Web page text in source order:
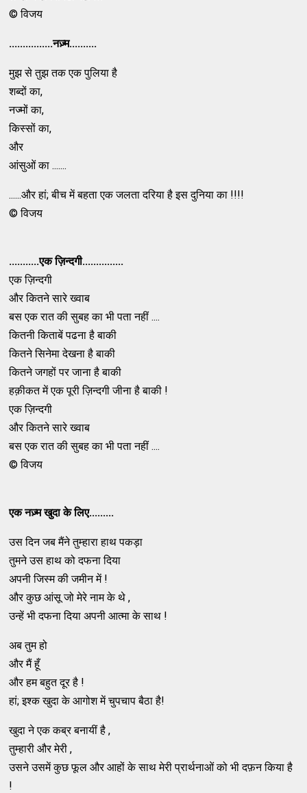
© विजय
................नज़्म..........
मुझ से तुझ तक एक पुलिया है
शब्दों का,
नज्मों का,
किस्सों का,
और
आंसुओं का .......
......और हां; बीच में बहता एक जलता दरिया है इस दुनिया का !!!!
© विजय
...........एक ज़िन्दगी...............
एक ज़िन्दगी
और कितने सारे ख्वाब
बस एक रात की सुबह का भी पता नहीं ....
कितनी किताबें पढना है बाकी
कितने सिनेमा देखना है बाकी
कितने जगहों पर जाना है बाकी
हक़ीकत में एक पूरी ज़िन्दगी जीना है बाकी !
एक ज़िन्दगी
और कितने सारे ख्वाब
बस एक रात की सुबह का भी पता नहीं ....
© विजय
एक नज़्म खुदा के लिए.........
उस दिन जब मैंने तुम्हारा हाथ पकड़ा
तुमने उस हाथ को दफना दिया
अपनी जिस्म की जमीन में !
और कुछ आंसू जो मेरे नाम के थे ,
उन्हें भी दफना दिया अपनी आत्मा के साथ !
अब तुम हो
और मैं हूँ
और हम बहुत दूर है !
हां; इश्क खुदा के आगोश में चुपचाप बैठा है!
खुदा ने एक कब्र बनायीं है ,
तुम्हारी और मेरी ,
उसने उसमें कुछ फूल और आहों के साथ मेरी प्रार्थनाओं को भी दफ़न किया है
!